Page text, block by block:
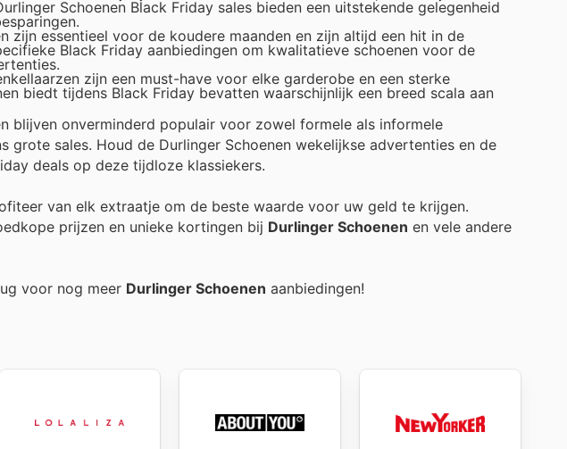
Schoenen Black Friday sales bieden een uitstekende gelegenheid
zijn essentieel voor de koudere maanden en zijn altijd een hit in de
Black Friday aanbiedingen om kwalitatieve schoenen voor de
zijn een must-have voor elke garderobe en een sterke
biedt tijdens Black Friday bevatten waarschijnlijk een breed scala aan
blijven onverminderd populair voor zowel formele als informele
grote sales. Houd de Durlinger Schoenen wekelijkse advertenties en de
deals op deze tijdloze klassiekers.
van elk extraatje om de beste waarde voor uw geld te krijgen.
prijzen en unieke kortingen bij Durlinger Schoenen en vele andere
voor nog meer Durlinger Schoenen aanbiedingen!